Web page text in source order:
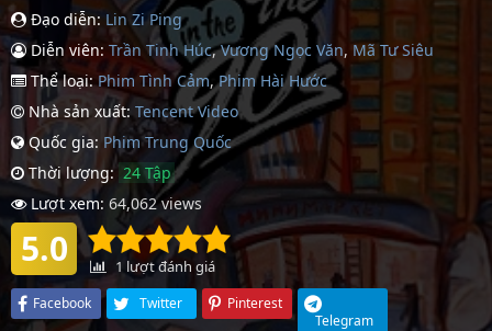
Đạo diễn: Lin Zi Ping
Diễn viên: Trần Tinh Húc,Vương Ngọc Văn, Mã Tư Siêu
Thể loại: Phim Tình Cảm,Phim Hài Hước
Nhà sản xuất: Tencent Video
Quốc gia: Phim Trung Quốc
Thời lượng: 24 Tập
Lượt xem: 64,062 views
5.0 1 lượt đánh giá
Facebook Twitter
Pinterest
Telegram